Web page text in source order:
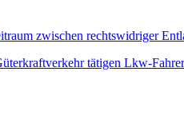
zwischen rechtswidriger
tätigen Lkw-Fahrer